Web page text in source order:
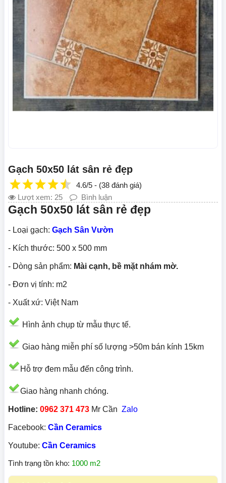
Gạch 50x50 lát sân rẻ đẹp
4.6/5 - (38 đánh giá)
Lượt xem: 25
Bình luận
Gạch 50x50 lát sân rẻ đẹp
- Loại gạch: Gạch Sân Vườn
- Kích thước: 500 x 500 mm
- Dòng sản phẩm: Mài cạnh, bề mặt nhám mờ.
- Đơn vị tính: m2
- Xuất xứ: Việt Nam
Hình ảnh chụp từ mẫu thực tế.
Giao hàng miễn phí số lượng >50m bán kính 15km
Hỗ trợ đem mẫu đến công trình.
Giao hàng nhanh chóng.
Hotline: 0962 371 473 Mr Cần Zalo
Facebook: Cần Ceramics
Youtube: Cần Ceramics
Tình trạng tồn kho: 1000 m2